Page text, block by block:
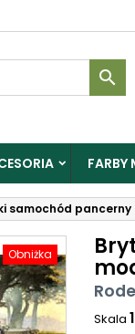

FARBY
samochód pancerny
Obniżka
Skala